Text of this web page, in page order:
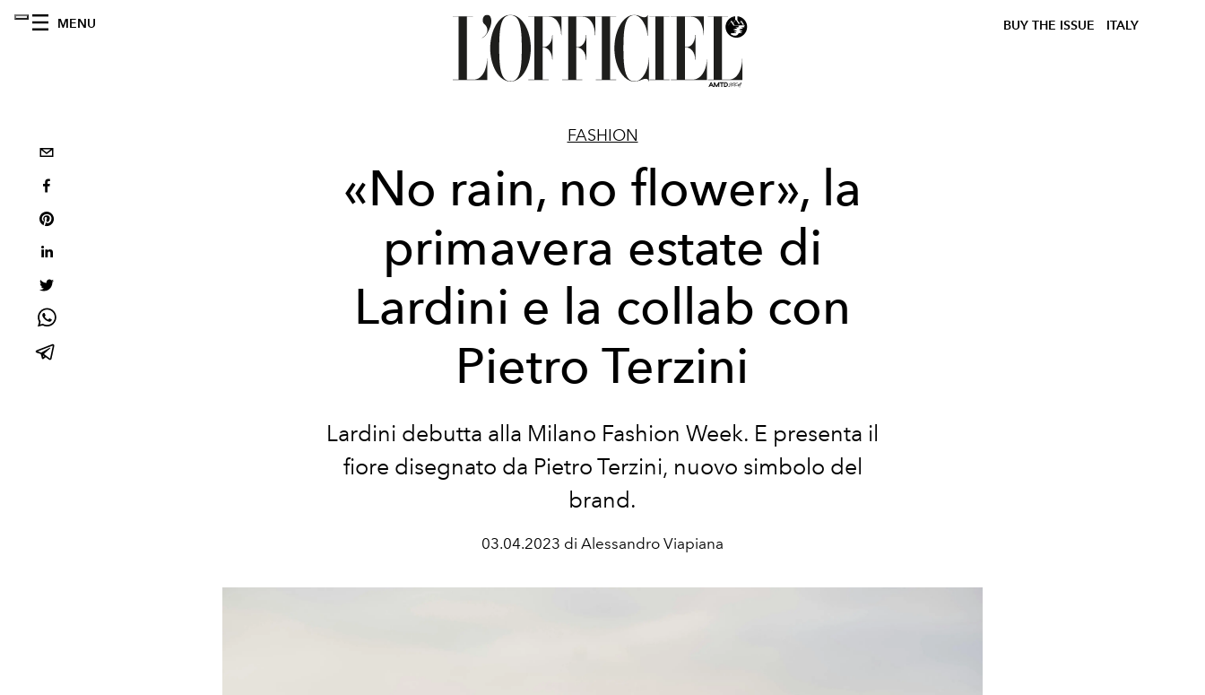
MENU BUY THE ISSUE ITALY
FASHION
«No rain, no flower», la
primavera estate di
Lardini e la collab con
Pietro Terzini
Lardini debutta alla Milano Fashion Week. E presenta il
fiore disegnato da Pietro Terzini, nuovo simbolo del
brand.
03.04.2023 di Alessandro Viapiana